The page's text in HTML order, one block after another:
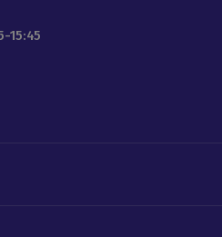
15:45